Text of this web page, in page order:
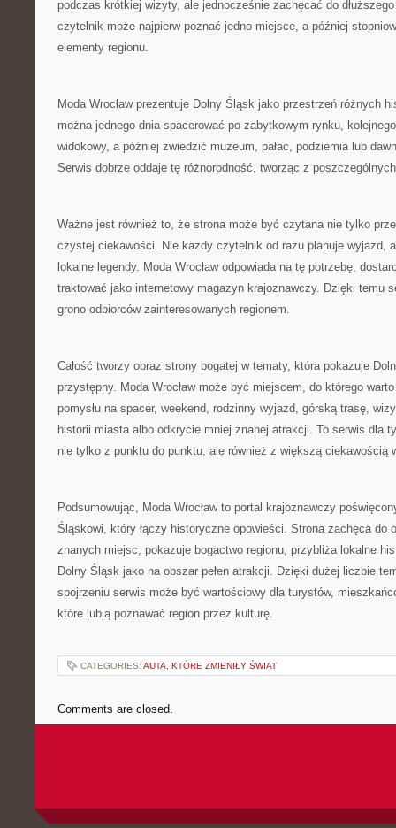
podczas krótkiej wizyty, ale jednocześnie zachęcać do
czytelnik może najpierw poznać jedno miejsce, a później
elementy regionu.
Moda Wrocław prezentuje Dolny Śląsk jako przestrzeń różnych
można jednego dnia spacerować po zabytkowym rynku,
widokowy, a później zwiedzić muzeum, pałac, podziemia lub
Serwis dobrze oddaje tę różnorodność, tworząc z
Ważne jest również to, że strona może być czytana nie tylko
czystej ciekawości. Nie każdy czytelnik od razu planuje wyjazd,
lokalne legendy. Moda Wrocław odpowiada na tę potrzebę,
traktować jako internetowy magazyn krajoznawczy. Dzięki temu
grono odbiorców zainteresowanych regionem.
Całość tworzy obraz strony bogatej w tematy, która pokazuje
przystępny. Moda Wrocław może być miejscem, do którego
pomysłu na spacer, weekend, rodzinny wyjazd, górską trasę,
historii miasta albo odkrycie mniej znanej atrakcji. To serwis dla
nie tylko z punktu do punktu, ale również z większą ciekawością
Podsumowując, Moda Wrocław to portal krajoznawczy
Śląskowi, który łączy historyczne opowieści. Strona zachęca do
znanych miejsc, pokazuje bogactwo regionu, przybliża lokalne
Dolny Śląsk jako na obszar pełen atrakcji. Dzięki dużej liczbie
spojrzeniu serwis może być wartościowy dla turystów,
które lubią poznawać region przez kulturę.
CATEGORIES: AUTA, KTÓRE ZMIENIŁY ŚWIAT
Comments are closed.